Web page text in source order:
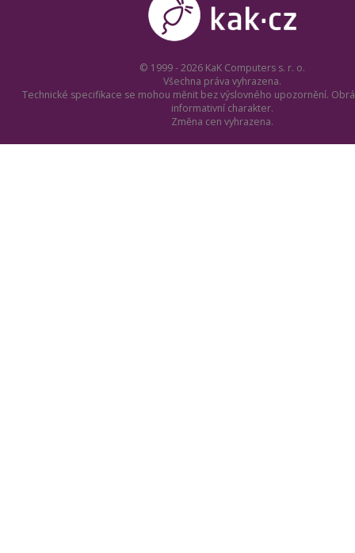
© 1999 - 2026 KaK Computers s. r. o.
Všechna práva vyhrazena.
Technické specifikace se mohou měnit bez výslovného upozornění.
informativní charakter.
Změna cen vyhrazena.